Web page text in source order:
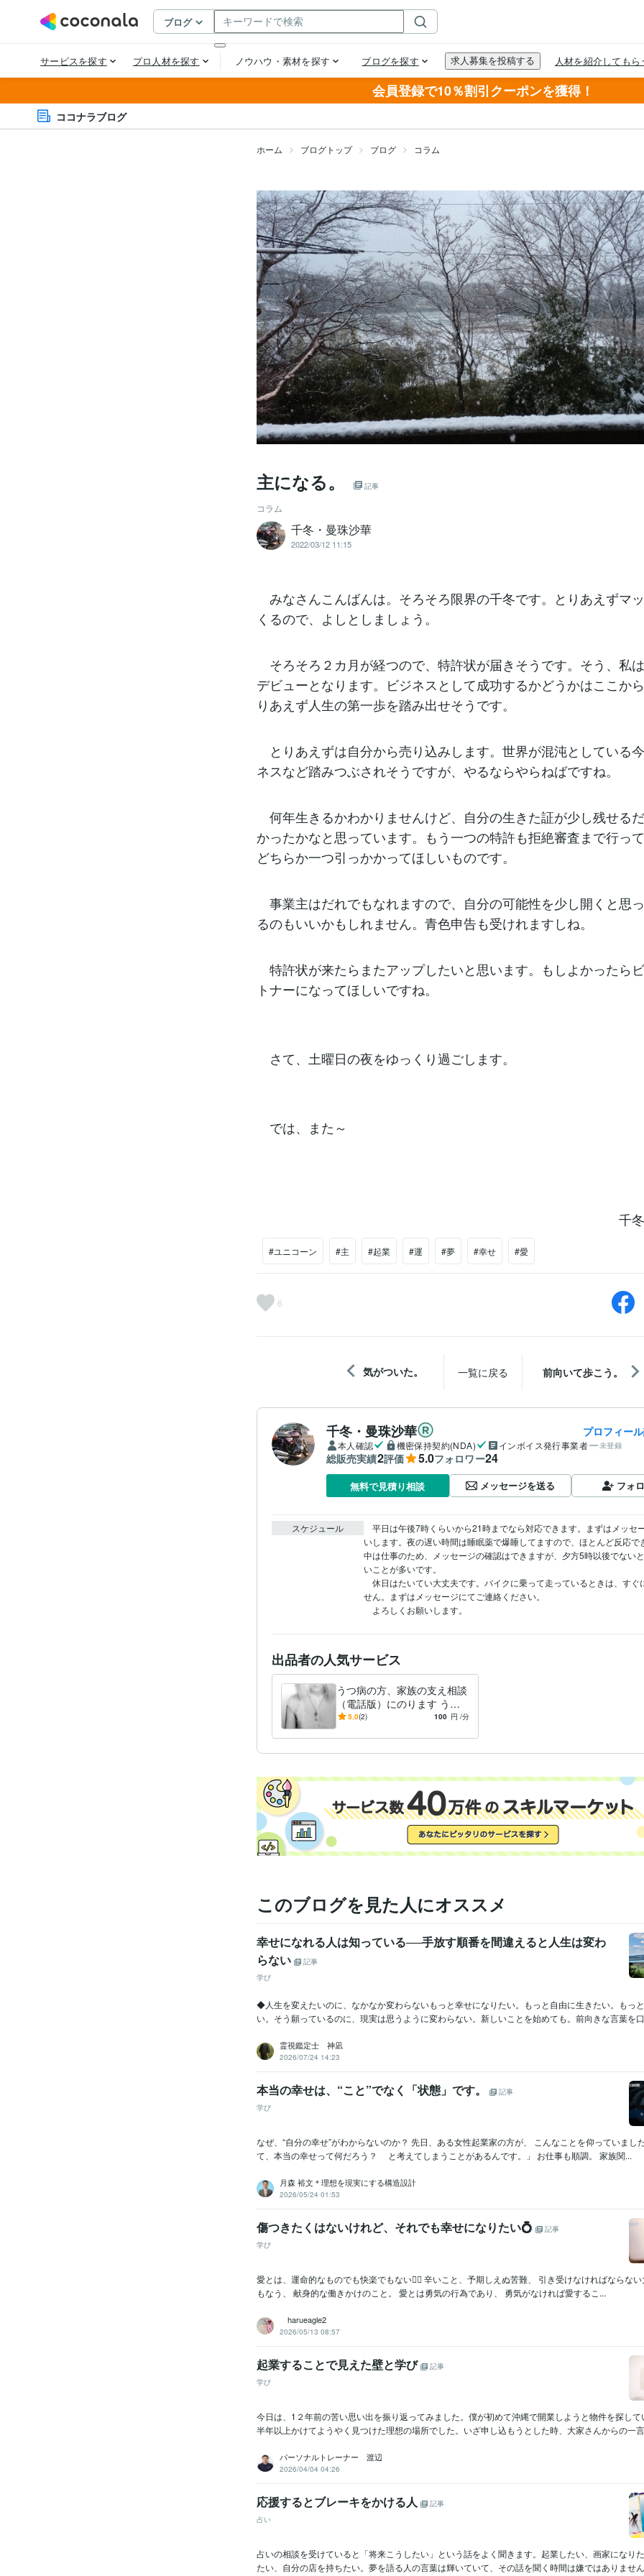
会員登録で10％割引クーポンを獲得！
ココナラブログ
ホーム ブログトップ ブログ コラム
主になる。 記事
コラム
千冬・曼珠沙華
2022/03/12 11:15
みなさんこんばんは。そろそろ限界の千冬です。とりあえずマ
くるので、よしとしましょう。
そろそろ２カ月が経つので、特許状が届きそうです。そう、私
デビューとなります。ビジネスとして成功するかどうかはここか
りあえず人生の第一歩を踏み出せそうです。
とりあえずは自分から売り込みします。世界が混沌としている
ネスなど踏みつぶされそうですが、やるならやらねばですね。
何年生きるかわかりませんけど、自分の生きた証が少し残せる
かったかなと思っています。もう一つの特許も拒絶審査まで行って
どちらか一つ引っかかってほしいものです。
事業主はだれでもなれますので、自分の可能性を少し開くと思
るのもいいかもしれません。青色申告も受けれますしね。
特許状が来たらまたアップしたいと思います。もしよかったら
トナーになってほしいですね。
さて、土曜日の夜をゆっくり過ごします。
では、また～
千冬
#ユニコーン #主 #起業 #運 #夢 #幸せ #愛
6
気がついた。 一覧に戻る 前向いて歩こう。
千冬・曼珠沙華 プロフィー
本人確認 機密保持契約(NDA) インボイス発行事業者 未登録
総販売実績2評価 5.0フォロワー24
無料で見積り相談 メッセージを送る フォ
スケジュール
平日は午後7時くらいから21時までなら対応できます。まずはメッセ
いします。夜の遅い時間は睡眠薬で爆睡してますので、ほとんど反応で
中は仕事のため、メッセージの確認はできますが、夕方5時以後でない
いことが多いです。
休日はたいてい大丈夫です。バイクに乗って走っているときは、すぐ
せん。まずはメッセージにてご連絡ください。
よろしくお願いします。
出品者の人気サービス
うつ病の方、家族の支え相談
（電話版）にのります うつ
病の方とその家族のお悩みを
5.0(2) 100 円 /分
このブログを見た人にオススメ
幸せになれる人は知っている──手放す順番を間違えると人生は変わ
らない
記事
学び
◆人生を変えたいのに、なかなか変わらないもっと幸せになりたい。もっと自由に生きたい。もっ
い。そう願っているのに、現実は思うように変わらない。新しいことを始めても。前向きな言葉を
霊視鑑定士 神凪
2026/07/24 14:23
本当の幸せは、“こと”でなく「状態」です。
記事
学び
なぜ、“自分の幸せ”がわからないのか？ 先日、ある女性起業家の方が、 こんなことを仰っていまし
て、本当の幸せって何だろう？ と考えてしまうことがあるんです。」 お仕事も順調。 家族関...
月森 裕文＊理想を現実にする構造設計
2026/05/24 01:53
傷つきたくはないけれど、それでも幸せになりたい💍
記事
学び
愛とは、運命的なものでも快楽でもない🙂‍↔️ 辛いこと、予期しえぬ苦難、 引き受けなければならない
もなう、 献身的な働きかけのこと。 愛とは勇気の行為であり、 勇気がなければ愛するこ...
harueagle2
2026/05/13 08:57
起業することで見えた壁と学び
記事
学び
今日は、1２年前の苦い思い出を振り返ってみました。僕が初めて沖縄で開業しようと物件を探して
半年以上かけてようやく見つけた理想の場所でした。いざ申し込もうとした時、大家さんからの一
パーソナルトレーナー 渡辺
2026/04/04 04:26
応援するとブレーキをかける人
記事
占い
占いの相談を受けていると「将来こうしたい」という話をよく聞きます。起業したい、画家になり
たい、自分の店を持ちたい。夢を語る人の言葉は輝いていて、その話を聞く時間は嫌ではありませ